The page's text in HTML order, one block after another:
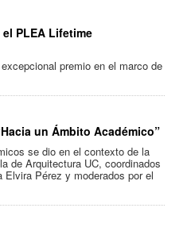
PLEA Lifetime
premio en el marco de
un Ámbito Académico”
se dio en el contexto de la
de Arquitectura UC, coordinados
Pérez y moderados por el